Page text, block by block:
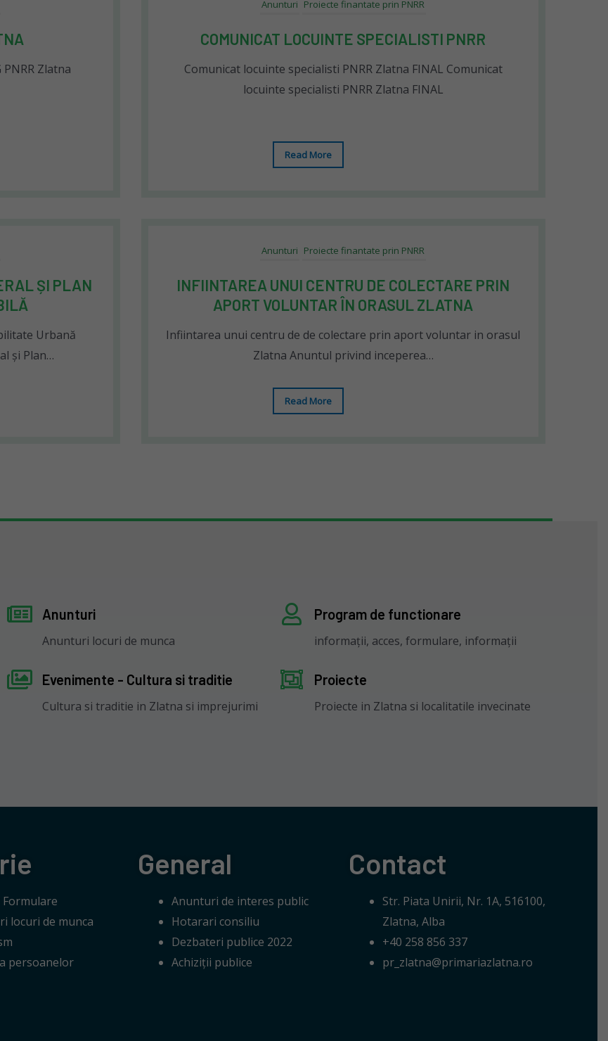
Zlatna
Anunturi Proiecte finantate prin PNRR
COMUNICAT LOCUINTE SPECIALISTI PNRR
Comunicat locuinte specialisti PNRR Zlatna FINAL Comunicat
locuinte specialisti PNRR Zlatna FINAL
Read More
ȘI PLAN
Urbană
și Plan…
Anunturi Proiecte finantate prin PNRR
INFIINTAREA UNUI CENTRU DE COLECTARE PRIN
APORT VOLUNTAR ÎN ORASUL ZLATNA
Infiintarea unui centru de de colectare prin aport voluntar in orasul
Zlatna Anuntul privind inceperea…
Read More
Anunturi
Anunturi locuri de munca
Evenimente - Cultura si traditie
Cultura si traditie in Zlatna si imprejurimi
Program de functionare
informații, acces, formulare, informații
Proiecte
Proiecte in Zlatna si localitatile invecinate
locuri de munca
persoanelor
General
Anunturi de interes public
Hotarari consiliu
Dezbateri publice 2022
Achiziții publice
Contact
Str. Piata Unirii, Nr. 1A, 516100,
Zlatna, Alba
+40 258 856 337
pr_zlatna@primariazlatna.ro